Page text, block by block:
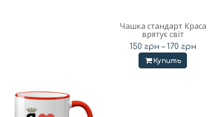
Чашка стандарт Краса
врятує світ
150 грн – 170 грн
Купить